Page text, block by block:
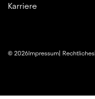
Karriere
©2026Impressum Rechtliches